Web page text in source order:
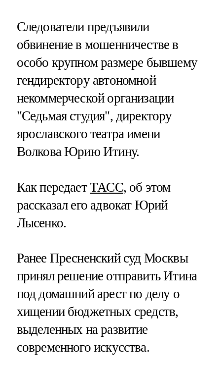
Следователи предъявили
обвинение в мошенничестве в
особо крупном размере бывшему
гендиректору автономной
некоммерческой организации
"Седьмая студия", директору
ярославского театра имени
Волкова Юрию Итину.
Как передаетТАСС, об этом
рассказал его адвокат Юрий
Лысенко.
Ранее Пресненский суд Москвы
принял решение отправить Итина
под домашний арест по делу о
хищении бюджетных средств,
выделенных на развитие
современного искусства.